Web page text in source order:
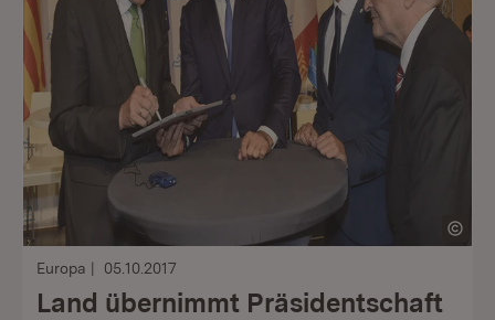
Europa 05.10.2017
Land übernimmt Präsidentschaft